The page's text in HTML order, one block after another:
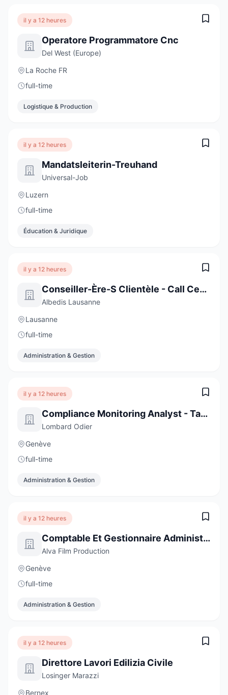
il y a 12 heures
Operatore Programmatore Cnc
Del West (Europe)
La Roche FR
full-time
Logistique & Production
il y a 12 heures
Mandatsleiterin-Treuhand
Universal-Job
Luzern
full-time
Éducation & Juridique
il y a 12 heures
Conseiller-Ère-S Clientèle - Call Center
Albedis Lausanne
Lausanne
full-time
Administration & Gestion
il y a 12 heures
Compliance Monitoring Analyst - Task Force (6-Month Contract)
Lombard Odier
Genève
full-time
Administration & Gestion
il y a 12 heures
Comptable Et Gestionnaire Administratif
Alva Film Production
Genève
full-time
Administration & Gestion
il y a 12 heures
Direttore Lavori Edilizia Civile
Losinger Marazzi
Bernex